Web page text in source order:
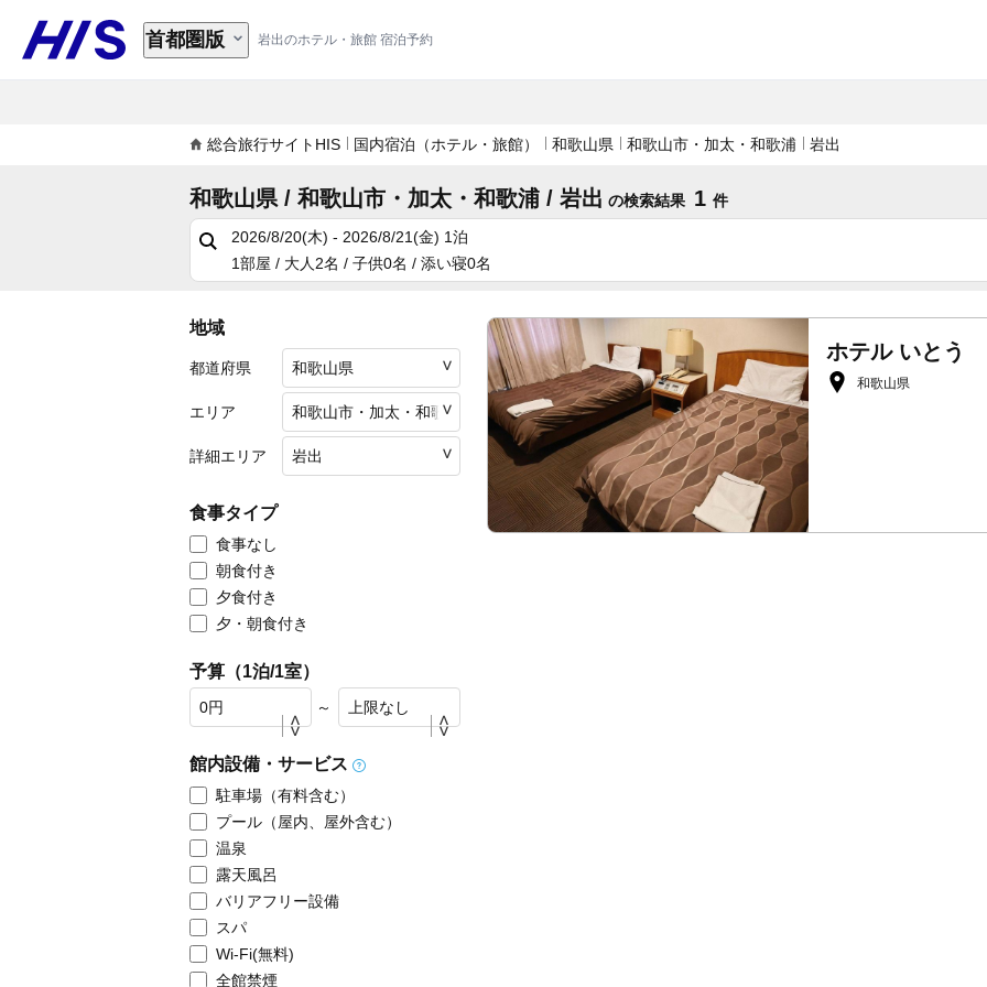
岩出のホテル・旅館 宿泊予約
首都圏版
総合旅行サイトHIS 国内宿泊（ホテル・旅館） 和歌山県 和歌山市・加太・和歌浦 岩出
和歌山県 / 和歌山市・加太・和歌浦 / 岩出 の検索結果 1 件
2026/8/20(木) - 2026/8/21(金) 1泊
1部屋 / 大人2名 / 子供0名 / 添い寝0名
地域
都道府県
エリア
詳細エリア
食事タイプ
食事なし
朝食付き
夕食付き
夕・朝食付き
予算（1泊/1室）
～
館内設備・サービス
駐車場（有料含む）
プール（屋内、屋外含む）
温泉
露天風呂
バリアフリー設備
スパ
Wi-Fi(無料)
全館禁煙
ホテル いとう
和歌山県